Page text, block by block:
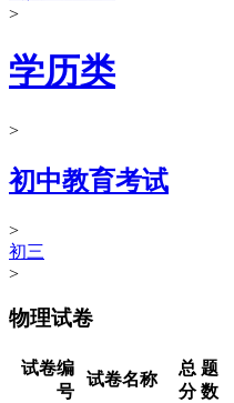
>
学历类
>
初中教育考试
>
初三
>
物理试卷
试卷编
号
试卷名称
总
分
题
数